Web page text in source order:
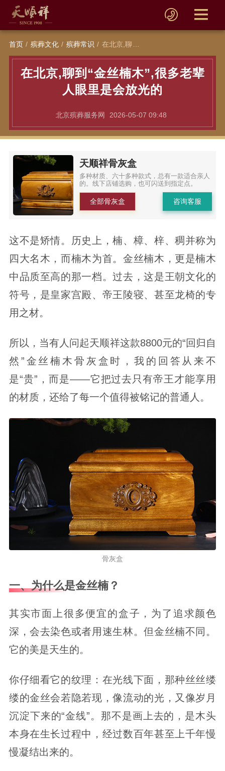
首页 殡葬文化 殡葬常识 在北京,聊到“金丝楠木”,很多老辈人眼里是会放光的
在北京,聊到“金丝楠木”,很多老辈
人眼里是会放光的
北京殡葬服务网 2026-05-07 09:48
天顺祥骨灰盒
多种材质、六十多种款式，总有一款适合亲人
的。线下店铺选购，也可闪送到指定点。
全部骨灰盒 咨询客服
这不是矫情。历史上，楠、樟、梓、稠并称为
四大名木，而楠木为首。金丝楠木，更是楠木
中品质至高的那一档。过去，这是王朝文化的
符号，是皇家宫殿、帝王陵寝、甚至龙椅的专
用之材。
所以，当有人问起天顺祥这款8800元的“回归自
然”金丝楠木骨灰盒时，我的回答从来不
是“贵”，而是——它把过去只有帝王才能享用
的材质，还给了每一个值得被铭记的普通人。
骨灰盒
一、为什么是金丝楠？
其实市面上很多便宜的盒子，为了追求颜色
深，会去染色或者用速生林。但金丝楠不同。
它的美是天生的。
你仔细看它的纹理：在光线下面，那种丝丝缕
缕的金丝会若隐若现，像流动的光，又像岁月
沉淀下来的“金线”。那不是画上去的，是木头
本身在生长过程中，经过数百年甚至上千年慢
慢凝结出来的。